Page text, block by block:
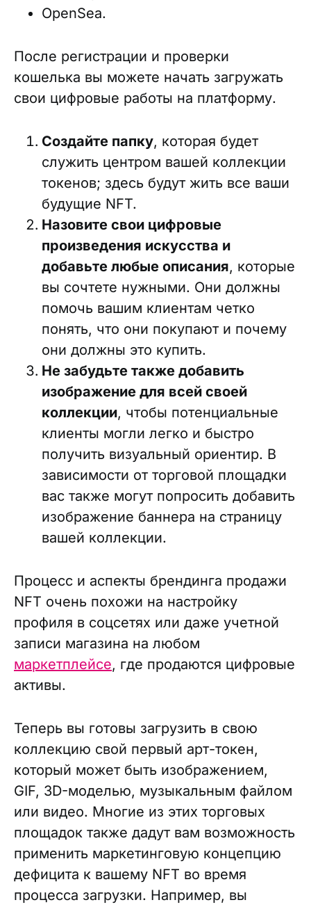
OpenSea.
После регистрации и проверки
кошелька вы можете начать загружать
свои цифровые работы на платформу.
Создайте папку, которая будет
служить центром вашей коллекции
токенов; здесь будут жить все ваши
будущие NFT.
Назовите свои цифровые
произведения искусства и
добавьте любые описания, которые
вы сочтете нужными. Они должны
помочь вашим клиентам четко
понять, что они покупают и почему
они должны это купить.
Не забудьте также добавить
изображение для всей своей
коллекции, чтобы потенциальные
клиенты могли легко и быстро
получить визуальный ориентир. В
зависимости от торговой площадки
вас также могут попросить добавить
изображение баннера на страницу
вашей коллекции.
Процесс и аспекты брендинга продажи
NFT очень похожи на настройку
профиля в соцсетях или даже учетной
записи магазина на любом
маркетплейсе, где продаются цифровые
активы.
Теперь вы готовы загрузить в свою
коллекцию свой первый арт-токен,
который может быть изображением,
GIF, 3D-моделью, музыкальным файлом
или видео. Многие из этих торговых
площадок также дадут вам возможность
применить маркетинговую концепцию
дефицита к вашему NFT во время
процесса загрузки. Например, вы